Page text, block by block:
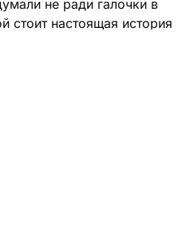
не ради галочки в
стоит настоящая история